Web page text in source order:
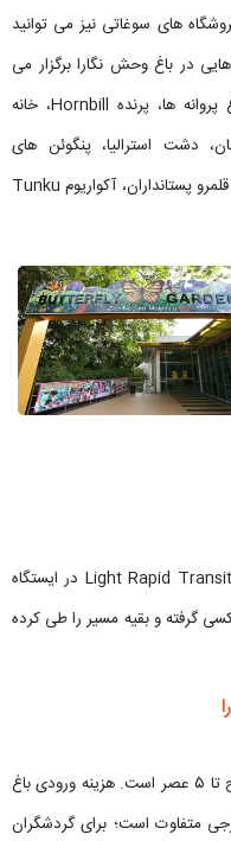
های سوغاتی نیز می توانید
در باغ وحش نگارا برگزار می
شوند که عبارتند از پانداهای بسیار بزرگ، باغ پروانه ها، پرنده Hornbill، خانه
دشت استرالیا، پنگوئن های
Humboldt، دنیای کودکان، بخش اسب آبی، قلمرو پستانداران، آکواریوم Tunku
با استفاده از سیستم خط آهن سریع Light Rapid Transit (LRT) در ایستگاه
گرفته و بقیه مسیر را طی کرده
ساعت کاری مجموعه همه روزه ازساعت ۹ صبح تا ۵ عصر است. هزینه ورودی باغ
متفاوت است؛ برای گردشگران